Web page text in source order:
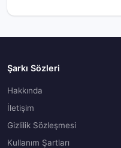
Şarkı Sözleri
Hakkında
İletişim
Gizlilik Sözleşmesi
Kullanım Şartları